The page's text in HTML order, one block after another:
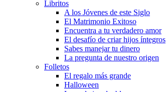
Libritos
A los Jóvenes de este Siglo
El Matrimonio Exitoso
Encuentra a tu verdadero amor
El desafío de criar hijos íntegros
Sabes manejar tu dinero
La pregunta de nuestro origen
Folletos
El regalo más grande
Halloween